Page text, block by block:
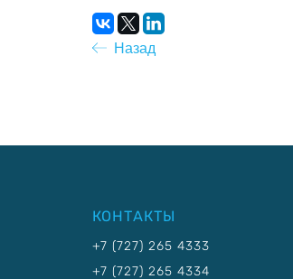
Назад
КОНТАКТЫ
+7 (727) 265 4333
+7 (727) 265 4334